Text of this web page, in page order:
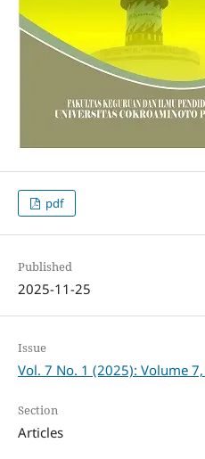
pdf
Published
2025-11-25
Issue
Vol. 7 No. 1 (2025): Volume
Section
Articles